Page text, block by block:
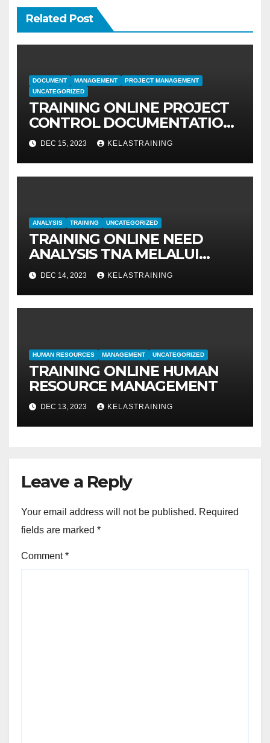
Related Post
DOCUMENT MANAGEMENT
PROJECT MANAGEMENT
UNCATEGORIZED
TRAINING ONLINE PROJECT
CONTROL DOCUMENTATION
MANAGEMENT
DEC 15, 2023 KELASTRAINING
ANALYSIS TRAINING UNCATEGORIZED
TRAINING ONLINE NEED
ANALYSIS TNA MELALUI
METODE IDENTIFIKASI DAN
EVALUASI
DEC 14, 2023 KELASTRAINING
HUMAN RESOURCES MANAGEMENT UNCATEGORIZED
TRAINING ONLINE HUMAN
RESOURCE MANAGEMENT
DEC 13, 2023 KELASTRAINING
Leave a Reply
Your email address will not be published. Required
fields are marked *
Comment*